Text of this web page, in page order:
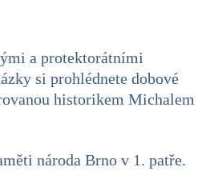
a protektorátními
si prohlédnete dobové
historikem Michalem
národa Brno v 1. patře.